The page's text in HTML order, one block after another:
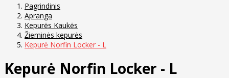
Pagrindinis
Apranga
Kepurės Kaukės
Žieminės kepurės
Kepurė Norfin Locker - L
Kepurė Norfin Locker - L